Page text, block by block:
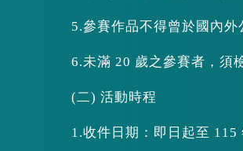
5.參賽作品不得曾於國內外
6.未滿 20 歲之參賽者，須
(二) 活動時程
1.收件日期：即日起至 115